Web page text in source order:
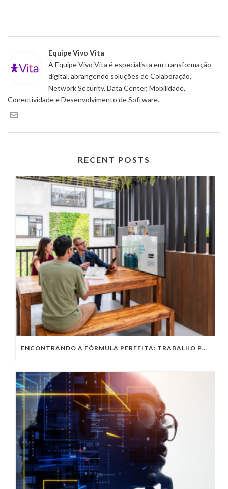
Equipe Vivo Vita
A Equipe Vivo Vita é especialista em transformação
digital, abrangendo soluções de Colaboração,
Network Security, Data Center, Mobilidade,
Conectividade e Desenvolvimento de Software.
RECENT POSTS
ENCONTRANDO A FÓRMULA PERFEITA: TRABALHO PRESENCIAL, HOME OFFICE OU TRABALHO HÍBRIDO?